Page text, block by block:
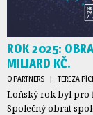
ROK 2025:
MILIARD KČ.
O PARTNERS | TEREZA
Loňský rok byl pro
Společný obrat